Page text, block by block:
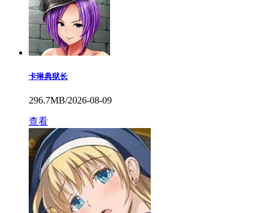
卡琳典狱长
296.7MB/2026-08-09
查看